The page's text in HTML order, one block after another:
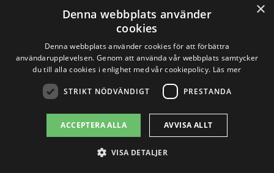
Markaryd
Genom att använda plattformen xn--
stubbfrsning-pris-wqb.se kan du enkelt
begära offerter från flera företag som
erbjuder stubbfräsning i dessa områden.
×
Denna webbplats använder
cookies
Denna webbplats använder cookies för att förbättra
användarupplevelsen. Genom att använda vår webbplats samtycker
du till alla cookies i enlighet med vår cookiepolicy. Läs mer
STRIKT NÖDVÄNDIGT PRESTANDA
ACCEPTERA ALLA AVVISA ALLT
VISA DETALJER